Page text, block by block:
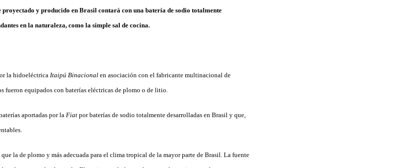
y producido en Brasil contará con una batería de sodio totalmente
en la naturaleza, como la simple sal de cocina.
la hidoeléctrica Itaipú Binacional en asociación con el fabricante multinacional de
fueron equipados con baterías eléctricas de plomo o de litio.
aportadas por la Fiat por baterías de sodio totalmente desarrolladas en Brasil y que,
la de plomo y más adecuada para el clima tropical de la mayor parte de Brasil. La fuente